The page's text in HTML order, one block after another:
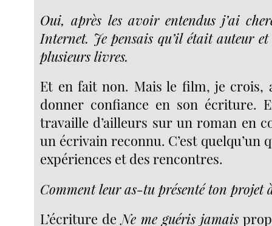
Oui, après les avoir entendus j’ai
Internet. Je pensais qu’il était auteur
plusieurs livres.
Et en fait non. Mais le film, je crois,
donner confiance en son écriture.
travaille d’ailleurs sur un roman en
un écrivain reconnu. C’est quelqu’un
expériences et des rencontres.
Comment leur as-tu présenté ton projet
L’écriture deNe me guéris jamais